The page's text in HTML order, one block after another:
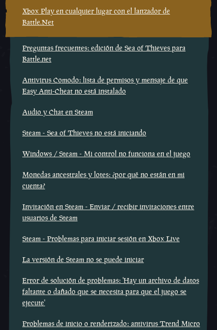
Xbox Play en cualquier lugar con el lanzador de
Battle.Net
Preguntas frecuentes: edición de Sea of Thieves para
Battle.net
Antivirus Comodo: lista de permisos y mensaje de que
Easy Anti-Cheat no está instalado
Audio y Chat en Steam
Steam - Sea of Thieves no está iniciando
Windows / Steam - Mi control no funciona en el juego
Monedas ancestrales y lotes: ¿por qué no están en mi
cuenta?
Invitación en Steam - Enviar / recibir invitaciones entre
usuarios de Steam
Steam - Problemas para iniciar sesión en Xbox Live
La versión de Steam no se puede iniciar
Error de solución de problemas: 'Hay un archivo de datos
faltante o dañado que se necesita para que el juego se
ejecute'
Problemas de inicio o renderizado: antivirus Trend Micro